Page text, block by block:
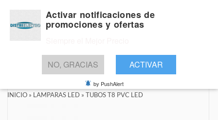
INICIO » LAMPARAS LED » TUBOS T8 PVC LED
Activar notificaciones de
promociones y ofertas
NO, GRACIAS ACTIVAR
by PushAlert